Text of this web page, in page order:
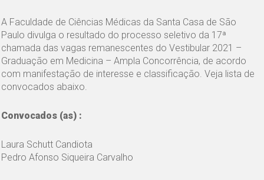
A Faculdade de Ciências Médicas da Santa Casa de São
Paulo divulga o resultado do processo seletivo da 17ª
chamada das vagas remanescentes do Vestibular 2021 –
Graduação em Medicina – Ampla Concorrência, de acordo
com manifestação de interesse e classificação. Veja lista de
convocados abaixo.
Convocados (as) :
Laura Schutt Candiota
Pedro Afonso Siqueira Carvalho